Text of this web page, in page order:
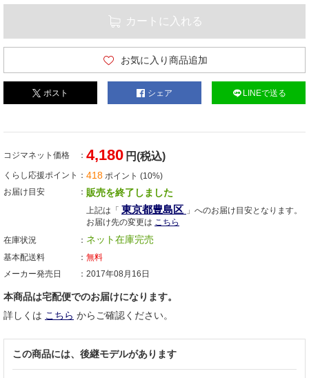
カートに入れる
お気に入り商品追加
ポスト シェア LINEで送る
コジマネット価格 4,180 円(税込)
くらし応援ポイント 418 ポイント (10%)
お届け目安
販売を終了しました
上記は「 東京都豊島区 」へのお届け目安となります。
お届け先の変更は こちら
在庫状況
ネット在庫完売
基本配送料
無料
メーカー発売日
2017年08月16日
本商品は宅配便でのお届けになります。
詳しくは こちら からご確認ください。
この商品には、後継モデルがあります